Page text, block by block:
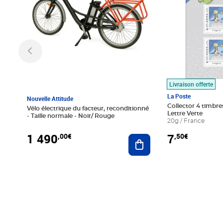
Nouvelle Attitude
Vélo électrique du facteur, reconditionné
- Taille normale - Noir/ Rouge
1 490,00€ Ajouter au panier
Livraison offerte
La Poste
Collector 4
Lettre Verte
20g / France
7,50€